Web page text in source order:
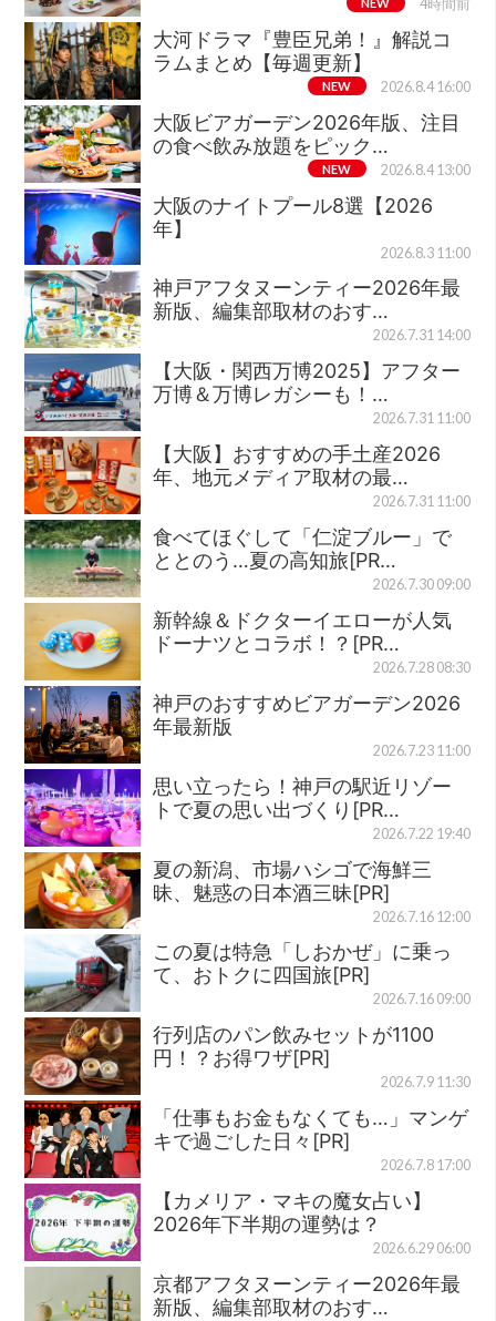
4時間前
大河ドラマ『豊臣兄弟！』解説コ
ラムまとめ【毎週更新】
NEW 2026.8.4 16:00
大阪ビアガーデン2026年版、注目
の食べ飲み放題をピック…
NEW 2026.8.4 13:00
大阪のナイトプール8選【2026
年】
2026.8.3 11:00
神戸アフタヌーンティー2026年最
新版、編集部取材のおす…
2026.7.31 14:00
【大阪・関西万博2025】アフター
万博＆万博レガシーも！…
2026.7.31 11:00
【大阪】おすすめの手土産2026
年、地元メディア取材の最…
2026.7.31 11:00
食べてほぐして「仁淀ブルー」で
ととのう…夏の高知旅[PR…
2026.7.30 09:00
新幹線＆ドクターイエローが人気
ドーナツとコラボ！？[PR…
2026.7.28 08:30
神戸のおすすめビアガーデン2026
年最新版
2026.7.23 11:00
思い立ったら！神戸の駅近リゾー
トで夏の思い出づくり[PR…
2026.7.22 19:40
夏の新潟、市場ハシゴで海鮮三
昧、魅惑の日本酒三昧[PR]
2026.7.16 12:00
この夏は特急「しおかぜ」に乗っ
て、おトクに四国旅[PR]
2026.7.16 09:00
行列店のパン飲みセットが1100
円！？お得ワザ[PR]
2026.7.9 11:30
「仕事もお金もなくても…」マンゲ
キで過ごした日々[PR]
2026.7.8 17:00
【カメリア・マキの魔女占い】
2026年下半期の運勢は？
2026.6.29 06:00
京都アフタヌーンティー2026年最
新版、編集部取材のおす…